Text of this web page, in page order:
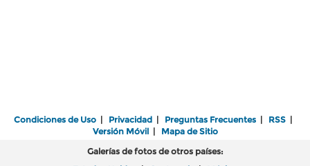
Condiciones de Uso | Privacidad | Preguntas Frecuentes | RSS |
Versión Móvil| Mapa de Sitio
Galerías de fotos de otros países: